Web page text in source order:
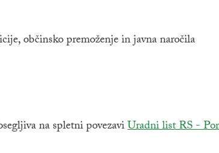
občinsko premoženje in javna naročila
na spletni povezaviZunanja povezava
Uradni list RS -